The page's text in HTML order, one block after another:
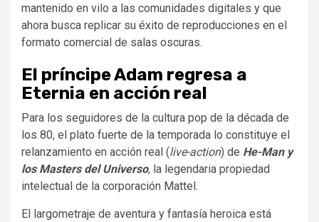
mantenido en vilo a las comunidades digitales y que
ahora busca replicar su éxito de reproducciones en el
formato comercial de salas oscuras.
El príncipe Adam regresa a
Eternia en acción real
Para los seguidores de la cultura pop de la década de
los 80, el plato fuerte de la temporada lo constituye el
relanzamiento en acción real (live-action) de He-Man y
los Masters del Universo, la legendaria propiedad
intelectual de la corporación Mattel.
El largometraje de aventura y fantasía heroica está